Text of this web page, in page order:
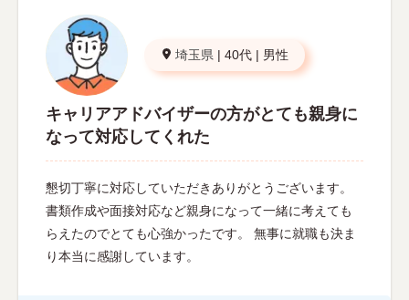
埼玉県 | 40代 | 男性
キャリアアドバイザーの方がとても親身に
なって対応してくれた
懇切丁寧に対応していただきありがとうございます。
書類作成や面接対応など親身になって一緒に考えても
らえたのでとても心強かったです。 無事に就職も決ま
り本当に感謝しています。